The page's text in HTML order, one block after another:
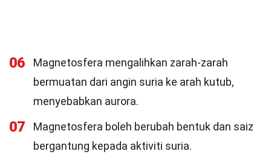
06
Magnetosfera mengalihkan zarah-zarah
bermuatan dari angin suria ke arah kutub,
menyebabkan aurora.
07
Magnetosfera boleh berubah bentuk dan saiz
bergantung kepada aktiviti suria.